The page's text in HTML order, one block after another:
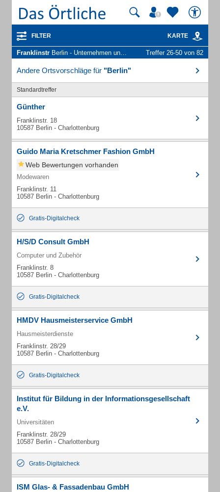
FILTER KARTE
Franklinstr Berlin - Unternehmen und Personen Treffer 26-50 von 82
Andere Ortsvorschläge für "Berlin"
Standardtreffer
Günther
Franklinstr. 18
10587 Berlin - Charlottenburg
Guido Maria Kretschmer Fashion GmbH
Web Bewertungen vorhanden
Modewaren
Franklinstr. 11
10587 Berlin - Charlottenburg
Gratis-Digitalcheck
H/S/D Consult GmbH
Computer und Zubehör
Franklinstr. 8
10587 Berlin - Charlottenburg
Gratis-Digitalcheck
HMDV Hausmeisterservice GmbH
Hausmeisterdienste
Franklinstr. 28/29
10587 Berlin - Charlottenburg
Gratis-Digitalcheck
Institut für Bildung in der Informationsgesellschaft
e.V.
Universitäten
Franklinstr. 28/29
10587 Berlin - Charlottenburg
Gratis-Digitalcheck
ISM Glas- & Fassadenbau GmbH